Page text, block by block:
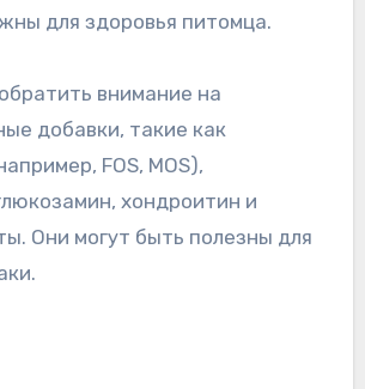
для здоровья питомца.
внимание на
добавки, такие как
FOS, MOS),
хондроитин и
Они могут быть полезны для